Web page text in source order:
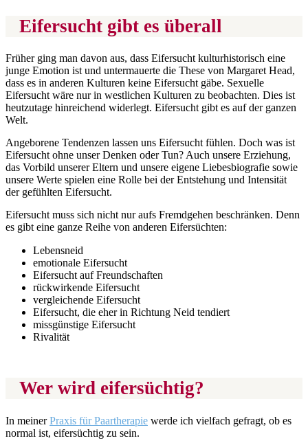
Eifersucht gibt es überall
Früher ging man davon aus, dass Eifersucht kulturhistorisch eine
junge Emotion ist und untermauerte die These von Margaret Head,
dass es in anderen Kulturen keine Eifersucht gäbe. Sexuelle
Eifersucht wäre nur in westlichen Kulturen zu beobachten. Dies ist
heutzutage hinreichend widerlegt. Eifersucht gibt es auf der ganzen
Welt.
Angeborene Tendenzen lassen uns Eifersucht fühlen. Doch was ist
Eifersucht ohne unser Denken oder Tun? Auch unsere Erziehung,
das Vorbild unserer Eltern und unsere eigene Liebesbiografie sowie
unsere Werte spielen eine Rolle bei der Entstehung und Intensität
der gefühlten Eifersucht.
Eifersucht muss sich nicht nur aufs Fremdgehen beschränken. Denn
es gibt eine ganze Reihe von anderen Eifersüchten:
Lebensneid
emotionale Eifersucht
Eifersucht auf Freundschaften
rückwirkende Eifersucht
vergleichende Eifersucht
Eifersucht, die eher in Richtung Neid tendiert
missgünstige Eifersucht
Rivalität
Wer wird eifersüchtig?
In meinerPraxis für Paartherapie werde ich vielfach gefragt, ob es
normal ist, eifersüchtig zu sein.